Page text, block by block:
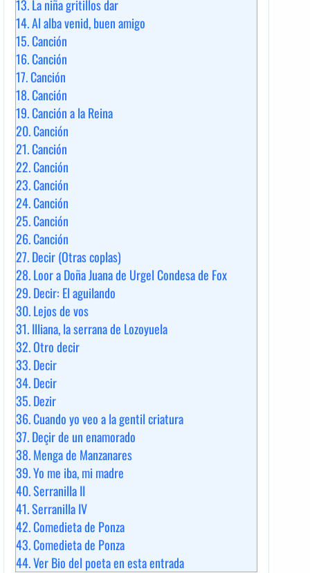
13.La niña gritillos dar
14.Al alba venid, buen amigo
15.Canción
16.Canción
17.Canción
18.Canción
19.Canción a la Reina
20.Canción
21.Canción
22.Canción
23.Canción
24.Canción
25.Canción
26.Canción
27.Decir (Otras coplas)
28.Loor a Doña Juana de Urgel Condesa de Fox
29.Decir: El aguilando
30.Lejos de vos
31.Illiana, la serrana de Lozoyuela
32.Otro decir
33.Decir
34.Decir
35.Dezir
36.Cuando yo veo a la gentil criatura
37.Deçir de un enamorado
38.Menga de Manzanares
39.Yo me iba, mi madre
40.Serranilla II
41.Serranilla IV
42.Comedieta de Ponza
43.Comedieta de Ponza
44.Ver Bio del poeta en esta entrada